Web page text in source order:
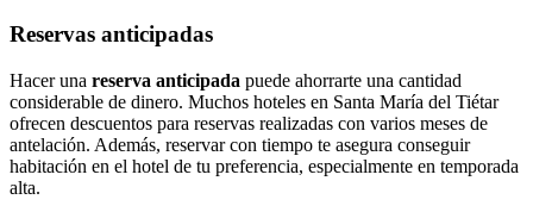
Reservas anticipadas
Hacer una reserva anticipada puede ahorrarte una cantidad
considerable de dinero. Muchos hoteles en Santa María del Tiétar
ofrecen descuentos para reservas realizadas con varios meses de
antelación. Además, reservar con tiempo te asegura conseguir
habitación en el hotel de tu preferencia, especialmente en temporada
alta.